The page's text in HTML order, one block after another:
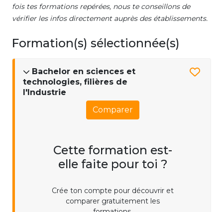
fois tes formations repérées, nous te conseillons de
vérifier les infos directement auprès des établissements.
Formation(s) sélectionnée(s)
Bachelor en sciences et
technologies, filières de
l'Industrie
Comparer
Cette formation est-
elle faite pour toi ?
Crée ton compte pour découvrir et
comparer gratuitement les